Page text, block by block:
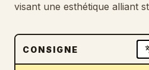
visant une esthétique alliant
CONSIGNE